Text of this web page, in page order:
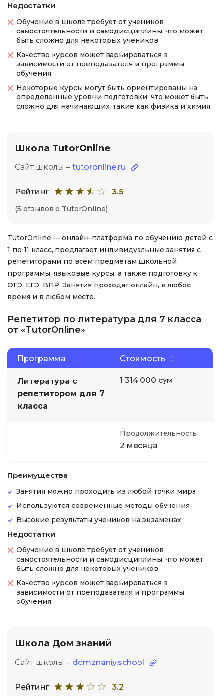
Недостатки
Обучение в школе требует от учеников
самостоятельности и самодисциплины, что может
быть сложно для некоторых учеников
Качество курсов может варьироваться в
зависимости от преподавателя и программы
обучения
Некоторые курсы могут быть ориентированы на
определенные уровни подготовки, что может быть
сложно для начинающих, такие как физика и химия
Школа TutorOnline
Сайт школы – tutoronline.ru
Рейтинг 3.5
(5 отзывов о TutorOnline)
TutorOnline — онлайн-платформа по обучению детей с
1 по 11 класс, предлагает индивидуальные занятия с
репетиторами по всем предметам школьной
программы, языковые курсы, а также подготовку к
ОГЭ, ЕГЭ, ВПР. Занятия проходят онлайн, в любое
время и в любом месте.
Репетитор по литература для 7 класса
от «TutorOnline»
Программа Стоимость
Литература с
репетитором для 7
класса
1 314 000 сум
Продолжительность
2 месяца
Преимущества
Занятия можно проходить из любой точки мира
Используются современные методы обучения
Высокие результаты учеников на экзаменах
Недостатки
Обучение в школе требует от учеников
самостоятельности и самодисциплины, что может
быть сложно для некоторых учеников
Качество курсов может варьироваться в
зависимости от преподавателя и программы
обучения
Школа Дом знаний
Сайт школы – domznaniy.school
Рейтинг 3.2